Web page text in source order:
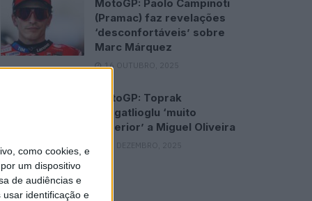
como cookies, e
um dispositivo
de audiências e
identificação e
MotoGP: Paolo Campinoti
(Pramac) faz revelações
‘desconfortáveis’ sobre
Marc Márquez
16 OUTUBRO, 2025
MotoGP: Toprak
Razgatlioglu ‘muito
superior’ a Miguel Oliveira